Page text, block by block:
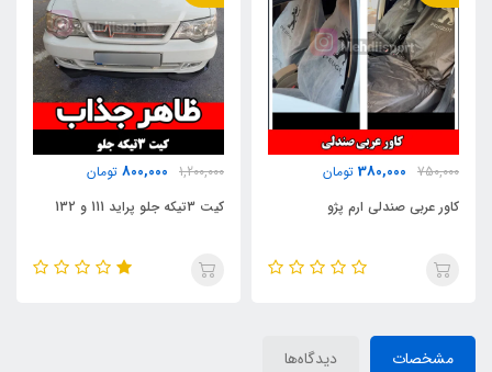
1,200,000
800,000 تومان
کیت 3تیکه جلو پراید 111 و 132
450,000
200,000 تومان
پک استیکر برچسب
مشخصات دیدگاه‌ها